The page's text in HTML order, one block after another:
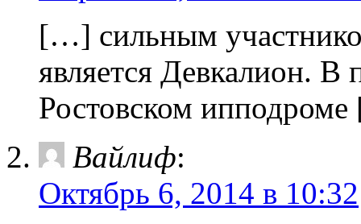
[…] сильным
является Девкалион.
Ростовском
Вайлиф:
Октябрь 6, 2014 в 10:32